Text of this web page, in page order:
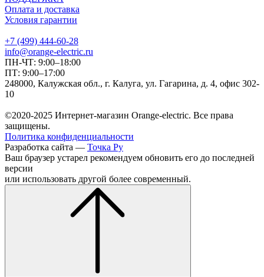
Оплата и доставка
Условия гарантии
+7 (499) 444-60-28
info@orange-electric.ru
ПН-ЧТ: 9:00–18:00
ПТ: 9:00–17:00
248000, Калужская обл., г. Калуга, ул. Гагарина, д. 4, офис 302-
10
©2020-2025 Интернет-магазин Orange-electric. Все права
защищены.
Политика конфиденциальности
Разработка сайта — Точка Ру
Ваш браузер устарел рекомендуем обновить его до последней
версии
или использовать другой более современный.